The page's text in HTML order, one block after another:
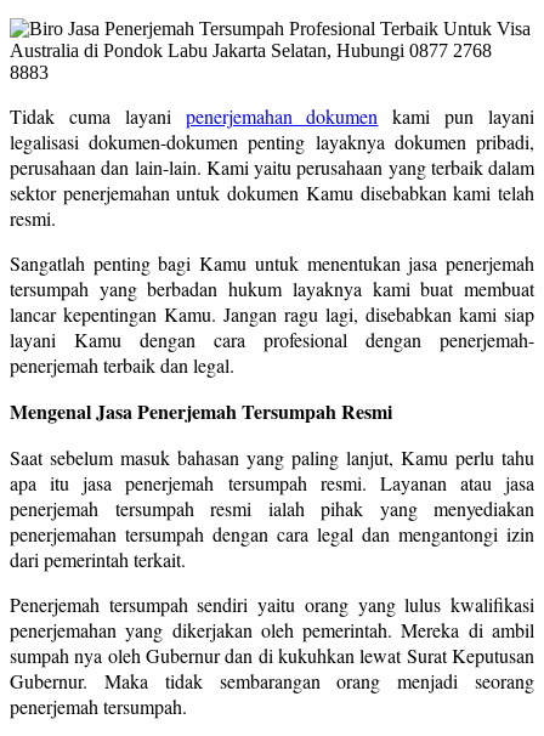
Tidak cuma layani penerjemahan dokumen kami pun layani
legalisasi dokumen-dokumen penting layaknya dokumen pribadi,
perusahaan dan lain-lain. Kami yaitu perusahaan yang terbaik dalam
sektor penerjemahan untuk dokumen Kamu disebabkan kami telah
resmi.
Sangatlah penting bagi Kamu untuk menentukan jasa penerjemah
tersumpah yang berbadan hukum layaknya kami buat membuat
lancar kepentingan Kamu. Jangan ragu lagi, disebabkan kami siap
layani Kamu dengan cara profesional dengan penerjemah-
penerjemah terbaik dan legal.
Mengenal Jasa Penerjemah Tersumpah Resmi
Saat sebelum masuk bahasan yang paling lanjut, Kamu perlu tahu
apa itu jasa penerjemah tersumpah resmi. Layanan atau jasa
penerjemah tersumpah resmi ialah pihak yang menyediakan
penerjemahan tersumpah dengan cara legal dan mengantongi izin
dari pemerintah terkait.
Penerjemah tersumpah sendiri yaitu orang yang lulus kwalifikasi
penerjemahan yang dikerjakan oleh pemerintah. Mereka di ambil
sumpah nya oleh Gubernur dan di kukuhkan lewat Surat Keputusan
Gubernur. Maka tidak sembarangan orang menjadi seorang
penerjemah tersumpah.